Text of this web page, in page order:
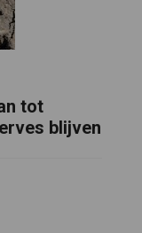
tot
blijven